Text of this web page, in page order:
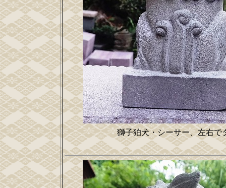
獅子狛犬・シーサー、左右で